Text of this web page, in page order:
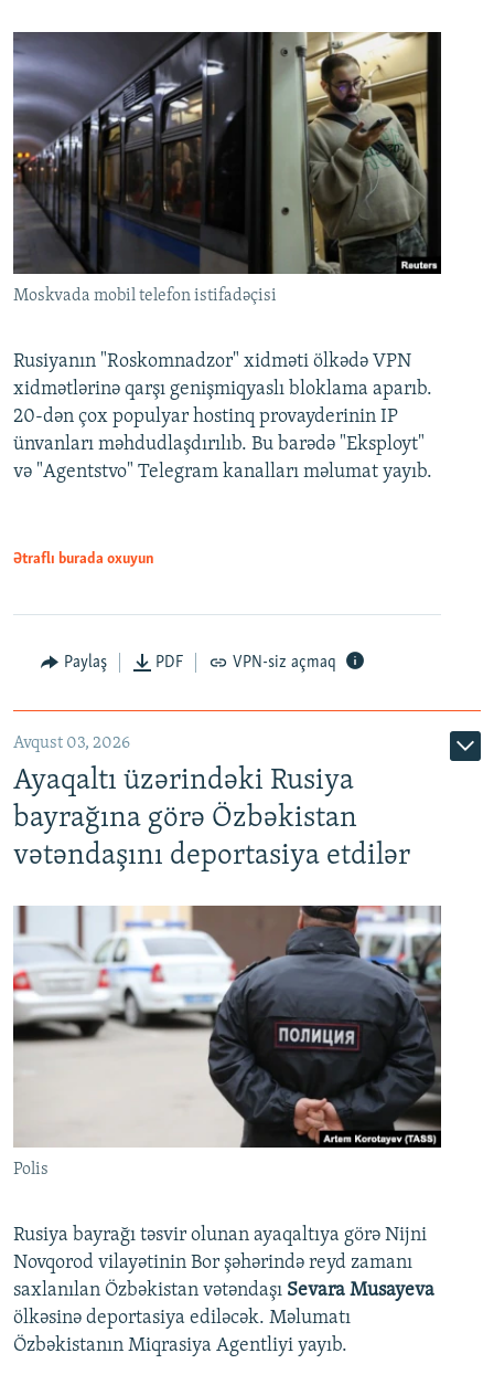
Moskvada mobil telefon istifadəçisi
Rusiyanın "Roskomnadzor" xidməti ölkədə VPN
xidmətlərinə qarşı genişmiqyaslı bloklama aparıb.
20-dən çox populyar hostinq provayderinin IP
ünvanları məhdudlaşdırılıb. Bu barədə "Eksployt"
və "Agentstvo" Telegram kanalları məlumat yayıb.
Ətraflı burada oxuyun
Paylaş PDF VPN-siz açmaq
Avqust 03, 2026
Ayaqaltı üzərindəki Rusiya
bayrağına görə Özbəkistan
vətəndaşını deportasiya etdilər
Polis
Rusiya bayrağı təsvir olunan ayaqaltıya görə Nijni
Novqorod vilayətinin Bor şəhərində reyd zamanı
saxlanılan Özbəkistan vətəndaşı Sevara Musayeva
ölkəsinə deportasiya ediləcək. Məlumatı
Özbəkistanın Miqrasiya Agentliyi yayıb.